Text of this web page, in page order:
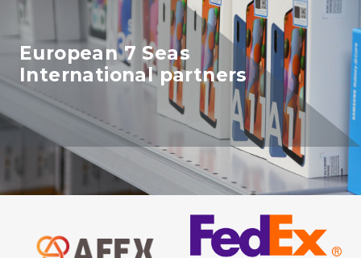
European 7 Seas
International partners